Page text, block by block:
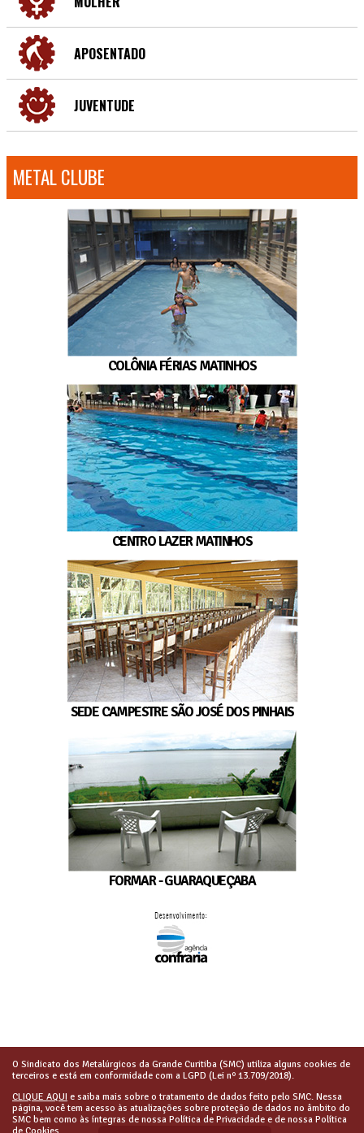
APOSENTADO
JUVENTUDE
METAL CLUBE
COLÔNIA FÉRIAS MATINHOS
CENTRO LAZER MATINHOS
SEDE CAMPESTRE SÃO JOSÉ DOS PINHAIS
FORMAR - GUARAQUEÇABA
O Sindicato dos Metalúrgicos da Grande Curitiba (SMC) utiliza alguns cookies de
terceiros e está em conformidade com a LGPD (Lei nº 13.709/2018).
CLIQUE AQUI e saiba mais sobre o tratamento de dados feito pelo SMC. Nessa
página, você tem acesso às atualizações sobre proteção de dados no âmbito do
SMC bem como às íntegras de nossa Política de Privacidade e de nossa Política